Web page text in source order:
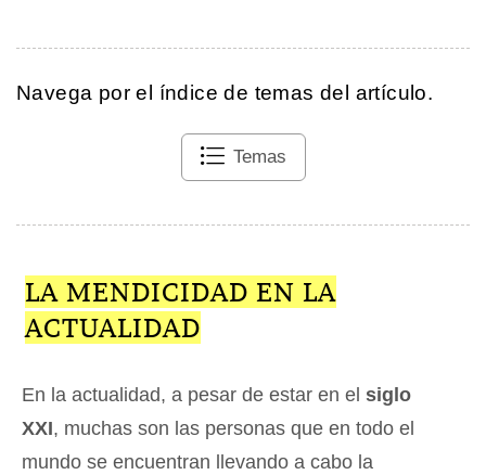
Navega por el índice de temas del artículo.
Temas
LA MENDICIDAD EN LA
ACTUALIDAD
En la actualidad, a pesar de estar en el siglo
XXI, muchas son las personas que en todo el
mundo se encuentran llevando a cabo la